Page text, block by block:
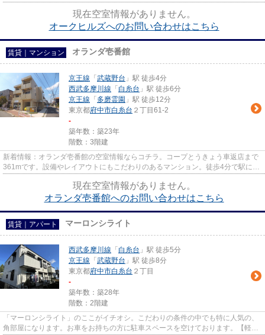
現在空室情報がありません。
オークヒルズへのお問い合わせはこちら
賃貸｜マンション オランダ壱番館
京王線 「 武蔵野台 」駅 徒歩4分
西武多摩川線 「 白糸台 」駅 徒歩6分
京王線 「 多磨霊園 」駅 徒歩12分
東京都府中市白糸台 ２丁目61-2
-
築年数：築23年
階数：3階建
新着情報：オランダ壱番館の空室情報ならコチラ。コープとうきょう車返店まで
361mです。設備やレイアウトにもこだわりのあるマンション。徒歩4分で駅にア
現在空室情報がありません。
オランダ壱番館へのお問い合わせはこちら
賃貸｜アパート マーロンシライト
西武多摩川線 「 白糸台 」駅 徒歩5分
京王線 「 武蔵野台 」駅 徒歩8分
東京都府中市白糸台 ２丁目
-
築年数：築28年
階数：2階建
「マーロンシライト」のここがイチオシ。こだわりの条件の中でも特に人気の、
角部屋になります。お車をお持ちの方に駐車スペースを空けております。【軽量